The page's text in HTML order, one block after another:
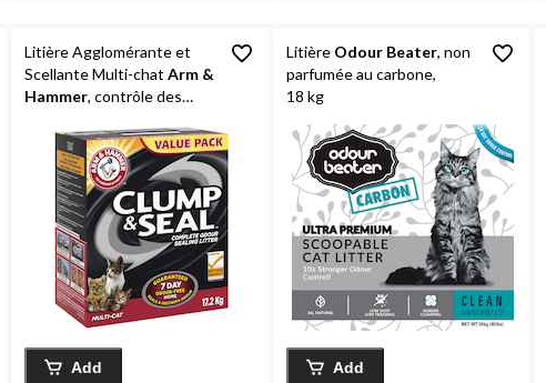
Litière Agglomérante et
Scellante Multi-chatArm &
Hammer, contrôle des
Add
Litière Odour Beater, non
parfumée au carbone,
18 kg
Add